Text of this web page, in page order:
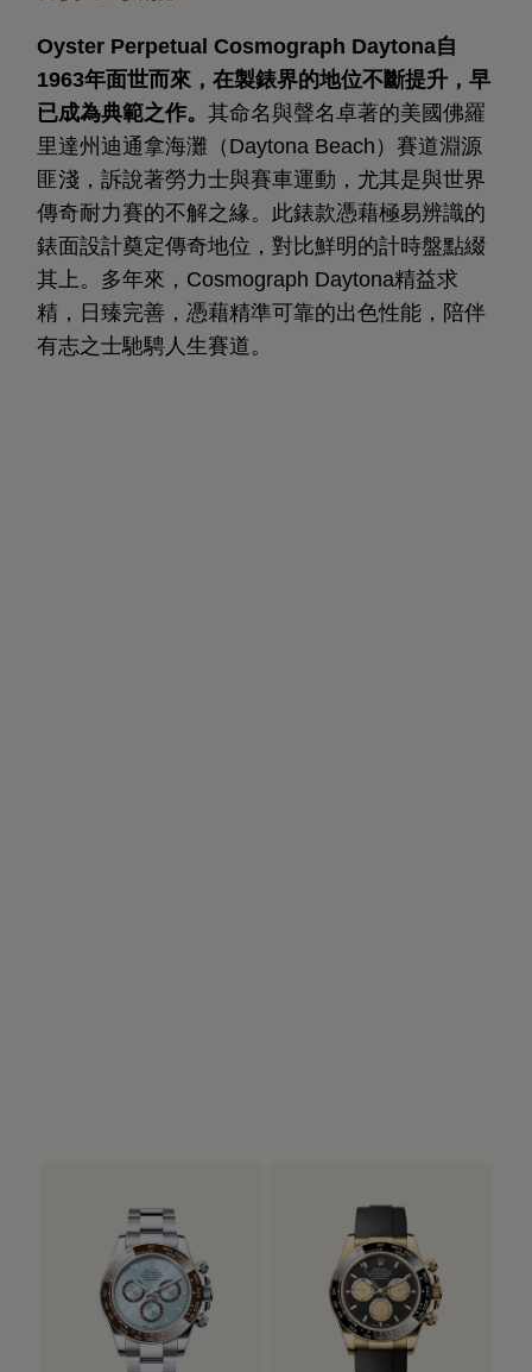
Oyster Perpetual Cosmograph Daytona自
1963年面世而來，在製錶界的地位不斷提升，早
已成為典範之作。其命名與聲名卓著的美國佛羅
里達州迪通拿海灘（Daytona Beach）賽道淵源
匪淺，訴說著勞力士與賽車運動，尤其是與世界
傳奇耐力賽的不解之緣。此錶款憑藉極易辨識的
錶面設計奠定傳奇地位，對比鮮明的計時盤點綴
其上。多年來，Cosmograph Daytona精益求
精，日臻完善，憑藉精準可靠的出色性能，陪伴
有志之士馳騁人生賽道。